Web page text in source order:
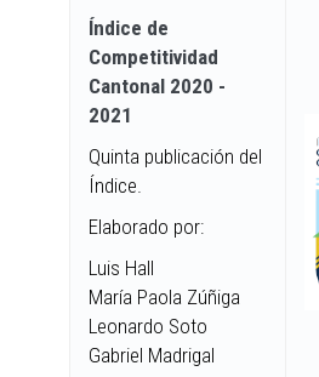
Índice de
Competitividad
Cantonal 2020 -
2021
Quinta publicación del
Índice.
Elaborado por:
Luis Hall
María Paola Zúñiga
Leonardo Soto
Gabriel Madrigal